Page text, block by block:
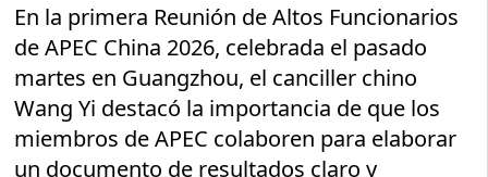
En la primera Reunión de Altos Funcionarios
de APEC China 2026, celebrada el pasado
martes en Guangzhou, el canciller chino
Wang Yi destacó la importancia de que los
miembros de APEC colaboren para elaborar
un documento de resultados claro y